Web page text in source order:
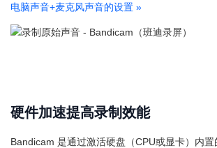
电脑声音+麦克风声音的设置 »
硬件加速提高录制效能
Bandicam 是通过激活硬盘（CPU或显卡）内